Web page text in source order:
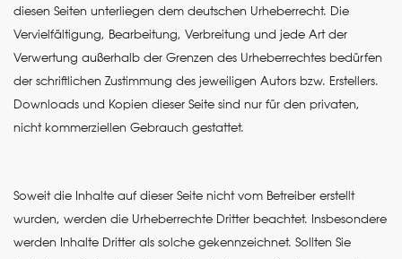
diesen Seiten unterliegen dem deutschen Urheberrecht. Die
Vervielfältigung, Bearbeitung, Verbreitung und jede Art der
Verwertung außerhalb der Grenzen des Urheberrechtes bedürfen
der schriftlichen Zustimmung des jeweiligen Autors bzw. Erstellers.
Downloads und Kopien dieser Seite sind nur für den privaten,
nicht kommerziellen Gebrauch gestattet.
Soweit die Inhalte auf dieser Seite nicht vom Betreiber erstellt
wurden, werden die Urheberrechte Dritter beachtet. Insbesondere
werden Inhalte Dritter als solche gekennzeichnet. Sollten Sie